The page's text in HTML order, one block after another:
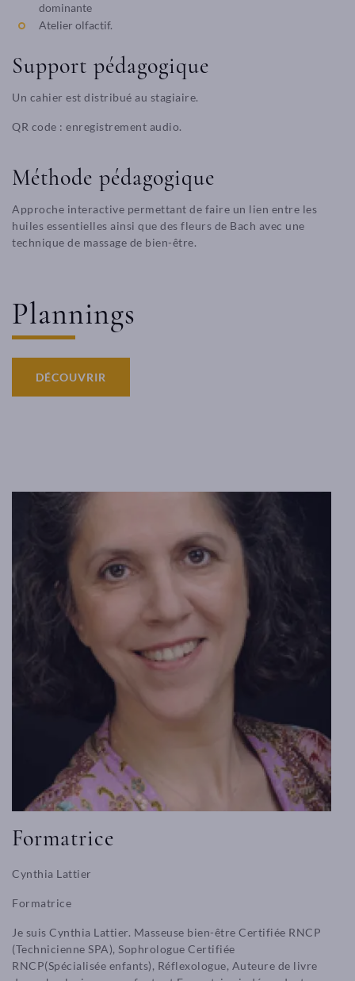
dominante
Atelier olfactif.
Support pédagogique
Un cahier est distribué au stagiaire.
QR code : enregistrement audio.
Méthode pédagogique
Approche interactive permettant de faire un lien entre les
huiles essentielles ainsi que des fleurs de Bach avec une
technique de massage de bien-être.
Plannings
DÉCOUVRIR
Formatrice
Cynthia Lattier
Formatrice
Je suis Cynthia Lattier. Masseuse bien-être Certifiée RNCP
(Technicienne SPA), Sophrologue Certifiée
RNCP(Spécialisée enfants), Réflexologue, Auteure de livre